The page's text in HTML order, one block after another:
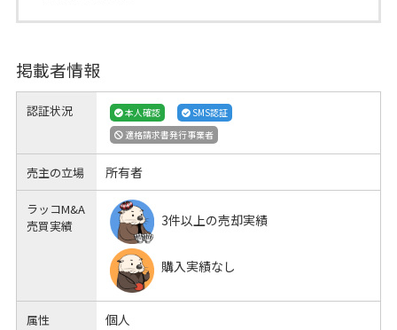
掲載者情報
認証状況 本人確認
SMS認証
適格請求書発行事業者
売主の立場 所有者
ラッコM&A
売買実績
3件以上の売却実績
購入実績なし
属性 個人